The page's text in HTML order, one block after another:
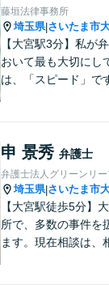
藤垣法律事務所
埼玉県|さいたま市
【大宮駅3分】私が
おいて最も大切にし
は、「スピード」で
で、少しでもご依頼
心につながるように
おります。
申 景秀 弁護士
弁護士法人グリーンリ
埼玉県|さいたま市
【大宮駅徒歩5分】
所で、多数の事件を
ます。現在相談は、